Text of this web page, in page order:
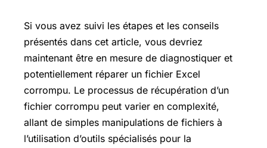
Si vous avez suivi les étapes et les conseils
présentés dans cet article, vous devriez
maintenant être en mesure de diagnostiquer et
potentiellement réparer un fichier Excel
corrompu. Le processus de récupération d’un
fichier corrompu peut varier en complexité,
allant de simples manipulations de fichiers à
l’utilisation d’outils spécialisés pour la